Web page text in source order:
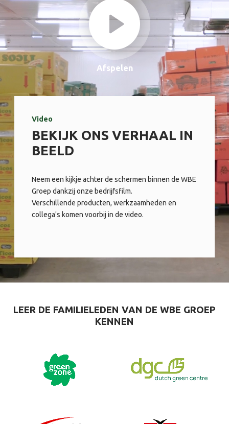
Afspelen
Video
BEKIJK ONS VERHAAL IN
BEELD
Neem een kijkje achter de schermen binnen de WBE
Groep dankzij onze bedrijfsfilm.
Verschillende producten, werkzaamheden en
collega's komen voorbij in de video.
LEER DE FAMILIELEDEN VAN DE WBE GROEP
KENNEN